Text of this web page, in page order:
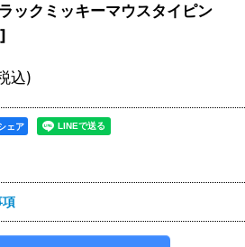
ックミッキーマウスタイピン
]
込)
ェア
項